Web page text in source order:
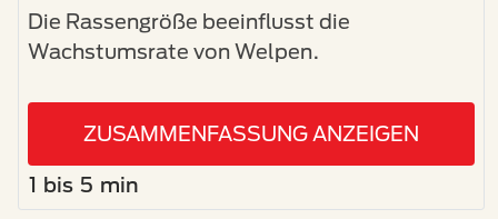
Die Rassengröße beeinflusst die
Wachstumsrate von Welpen.
ZUSAMMENFASSUNG ANZEIGEN
1 bis 5 min